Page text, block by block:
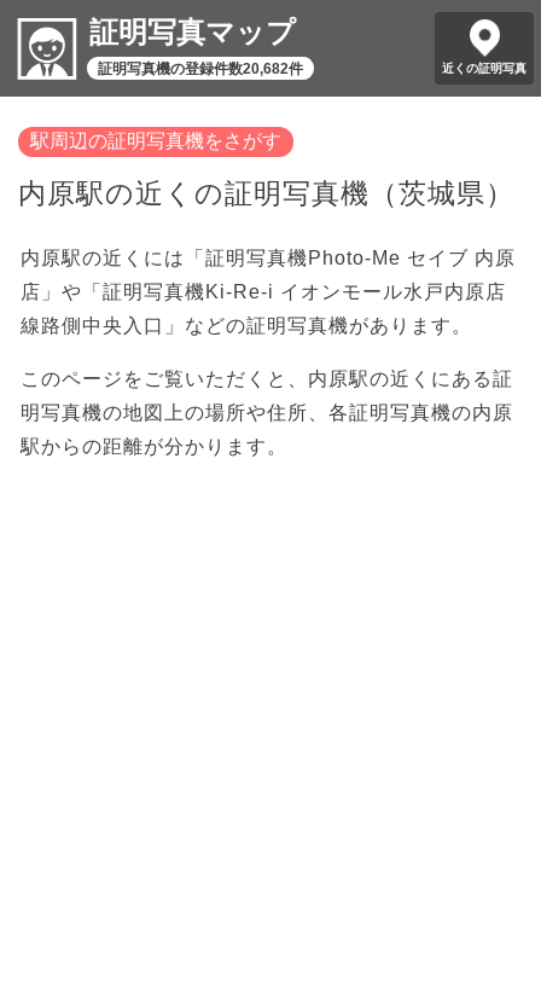
証明写真マップ
証明写真機の登録件数20,682件 近くの証明写真
駅周辺の証明写真機をさがす
内原駅の近くの証明写真機（茨城県）
内原駅の近くには「証明写真機Photo-Me セイブ 内原
店」や「証明写真機Ki-Re-i イオンモール水戸内原店
線路側中央入口」などの証明写真機があります。
このページをご覧いただくと、内原駅の近くにある証
明写真機の地図上の場所や住所、各証明写真機の内原
駅からの距離が分かります。